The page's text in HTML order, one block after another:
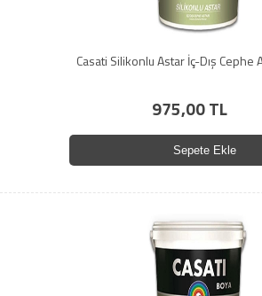
Casati Silikonlu Astar İç-Dış Cephe
975,00 TL
Sepete Ekle